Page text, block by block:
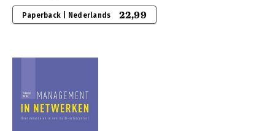
Paperback | Nederlands 22,99